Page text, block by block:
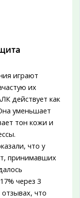
играют
их
действует как
уменьшает
тон кожи и
что у
принимавших
через 3
что